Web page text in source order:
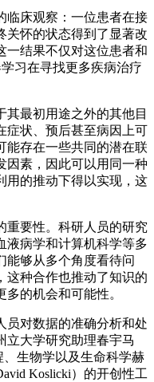
床观察：一位患者在接
关怀的状态得到了显著改
一结果不仅对这位患者和
习在寻找更多疾病治疗
最初用途之外的其他目
症状、预后甚至病因上可
能存在一些共同的潜在联
因素，因此可以用同一种
用的推动下得以实现，这
要性。科研人员的研究
液病学和计算机科学等多
能够从多个角度看待问
这种合作也推动了知识的
的机会和可能性。
对数据的准确分析和处
立大学研究助理春宇马
、生物学以及生命科学赫
Koslicki）的开创性工